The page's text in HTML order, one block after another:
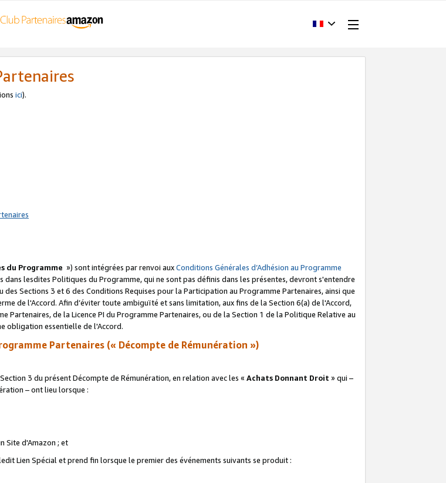
ici).
du Programme ») sont intégrées par renvoi auxConditions Générales d’Adhésion au Programme
dans lesdites Politiques du Programme, qui ne sont pas définis dans les présentes, devront s'entendre
Sections 3 et 6 des Conditions Requises pour la Participation au Programme Partenaires, ainsi que
de l'Accord. Afin d’éviter toute ambiguïté et sans limitation, aux fins de la Section 6(a) de l'Accord,
de la Licence PI du Programme Partenaires, ou de la Section 1 de la Politique Relative au
obligation essentielle de l'Accord.
Partenaires (« Décompte de Rémunération »)
3 du présent Décompte de Rémunération, en relation avec les « Achats Donnant Droit » qui –
– ont lieu lorsque :
Site d'Amazon ; et
Lien Spécial et prend fin lorsque le premier des événements suivants se produit :